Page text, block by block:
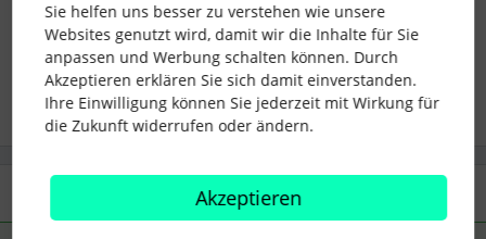
asset tracking Device Admin Device Mgmt
1 Personen gefällt dies
Sie helfen uns besser zu verstehen wie unsere
Websites genutzt wird, damit wir die Inhalte für Sie
anpassen und Werbung schalten können. Durch
Akzeptieren erklären Sie sich damit einverstanden.
Ihre Einwilligung können Sie jederzeit mit Wirkung für
die Zukunft widerrufen oder ändern.
Akzeptieren